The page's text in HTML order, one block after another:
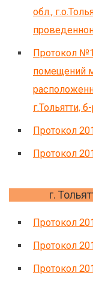
обл.,
Протокол
помещений
г.Тольятти,
Протокол
Протокол
г.
Протокол
Протокол
Протокол